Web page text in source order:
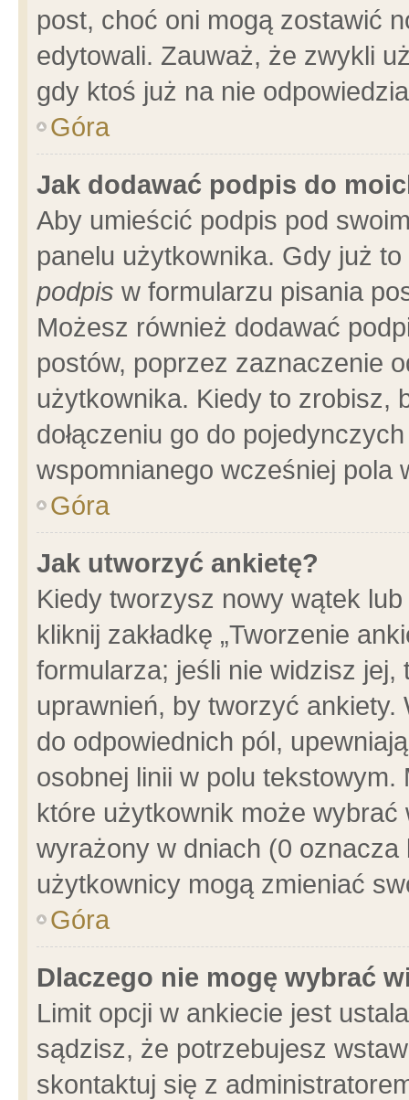
post, choć oni mogą zostawić
edytowali. Zauważ, że zwykli
gdy ktoś już na nie
Góra
Jak dodawać podpis do
Aby umieścić podpis pod
panelu użytkownika. Gdy już
podpis w formularzu pisania
Możesz również dodawać
postów, poprzez zaznaczenie
użytkownika. Kiedy to zrobisz,
dołączeniu go do
wspomnianego wcześniej pola
Góra
Jak utworzyć ankietę?
Kiedy tworzysz nowy wątek
kliknij zakładkę „Tworzenie
formularza; jeśli nie widzisz
uprawnień, by tworzyć ankiety.
do odpowiednich pól,
osobnej linii w polu
które użytkownik może
wyrażony w dniach (0
użytkownicy mogą zmieniać
Góra
Dlaczego nie mogę wybrać
Limit opcji w ankiecie jest
sądzisz, że potrzebujesz
skontaktuj się z